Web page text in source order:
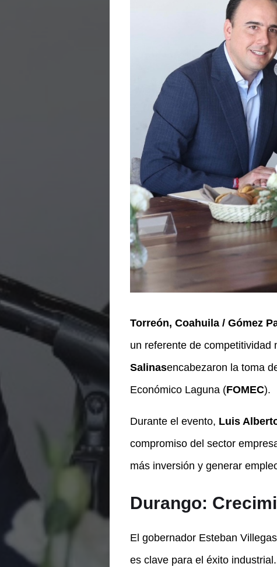
Torreón, Coahuila / Gómez
un referente de competitividad
Salinasencabezaron la toma
Económico Laguna (FOMEC).
Durante el evento, Luis
compromiso del sector
más inversión y generar
Durango:
El gobernador Esteban
es clave para el éxito